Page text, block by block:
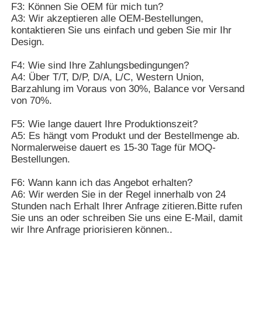
F3: Können Sie OEM für mich tun?
A3: Wir akzeptieren alle OEM-Bestellungen,
kontaktieren Sie uns einfach und geben Sie mir Ihr
Design.
F4: Wie sind Ihre Zahlungsbedingungen?
A4: Über T/T, D/P, D/A, L/C, Western Union,
Barzahlung im Voraus von 30%, Balance vor Versand
von 70%.
F5: Wie lange dauert Ihre Produktionszeit?
A5: Es hängt vom Produkt und der Bestellmenge ab.
Normalerweise dauert es 15-30 Tage für MOQ-
Bestellungen.
F6: Wann kann ich das Angebot erhalten?
A6: Wir werden Sie in der Regel innerhalb von 24
Stunden nach Erhalt Ihrer Anfrage zitieren.Bitte rufen
Sie uns an oder schreiben Sie uns eine E-Mail, damit
wir Ihre Anfrage priorisieren können..